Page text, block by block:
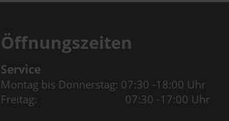
Öffnungszeiten
Service
Montag bis Donnerstag: 07:30 -18:00 Uhr
Freitag: 07:30 -17:00 Uhr